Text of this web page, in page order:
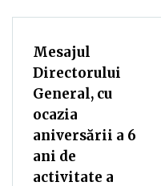
Mesajul
Directorului
General, cu
ocazia
aniversării a 6
ani de
activitate a